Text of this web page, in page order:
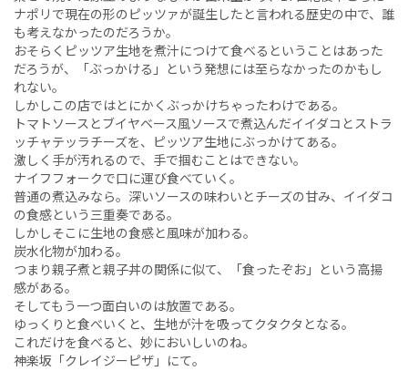
ナポリで現在の形のピッツァが誕生したと言われる歴史の中で、誰
も考えなかったのだろうか。
おそらくピッツア生地を煮汁につけて食べるということはあった
だろうが、「ぶっかける」という発想には至らなかったのかもし
れない。
しかしこの店ではとにかくぶっかけちゃったわけである。
トマトソースとブイヤベース風ソースで煮込んだイイダコとストラ
ッチャテッラチーズを、ピッツア生地にぶっかけてある。
激しく手が汚れるので、手で掴むことはできない。
ナイフフォークで口に運び食べていく。
普通の煮込みなら。深いソースの味わいとチーズの甘み、イイダコ
の食感という三重奏である。
しかしそこに生地の食感と風味が加わる。
炭水化物が加わる。
つまり親子煮と親子丼の関係に似て、「食ったぞお」という高揚
感がある。
そしてもう一つ面白いのは放置である。
ゆっくりと食べいくと、生地が汁を吸ってクタクタとなる。
これだけを食べると、妙においしいのね。
神楽坂「クレイジーピザ」にて。